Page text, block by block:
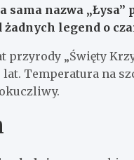
sama nazwa „Łysa”
legend o
przyrody „Święty
Temperatura na